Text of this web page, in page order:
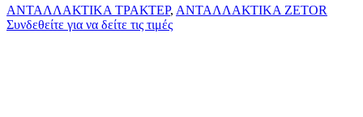
ΑΝΤΑΛΛΑΚΤΙΚΑ ΤΡΑΚΤΕΡ, ΑΝΤΑΛΛΑΚΤΙΚΑ ZETOR
Συνδεθείτε για να δείτε τις τιμές